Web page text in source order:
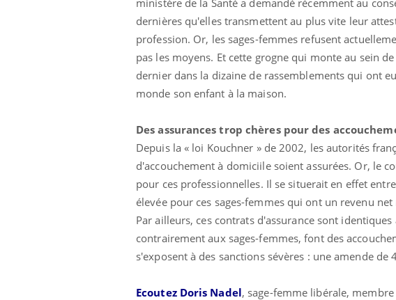
dernières qu'elles transmettent au plus vite leur
profession. Or, les sages-femmes refusent
pas les moyens. Et cette grogne qui monte au sein
dernier dans la dizaine de rassemblements qui ont
monde son enfant à la maison.
Des assurances trop chères pour des
Depuis la « loi Kouchner » de 2002, les autorités
d'accouchement à domiciile soient assurées. Or, le
pour ces professionnelles. Il se situerait en effet
élevée pour ces sages-femmes qui ont un revenu
Par ailleurs, ces contrats d'assurance sont
contrairement aux sages-femmes, font des
s'exposent à des sanctions sévères : une amende
Ecoutez Doris Nadel, sage-femme libérale,
Eczéma Chronique des Mains :
expliquer ma maladie Youtube
Il y a des sujets qui sont faciles à aborder...
d'autres non ! D'un côté, poser des
questions sur la maladie d'un proche c'est
Youtube
Carence en fer :
prévenirYoutube
Fatigue, irritabilité,